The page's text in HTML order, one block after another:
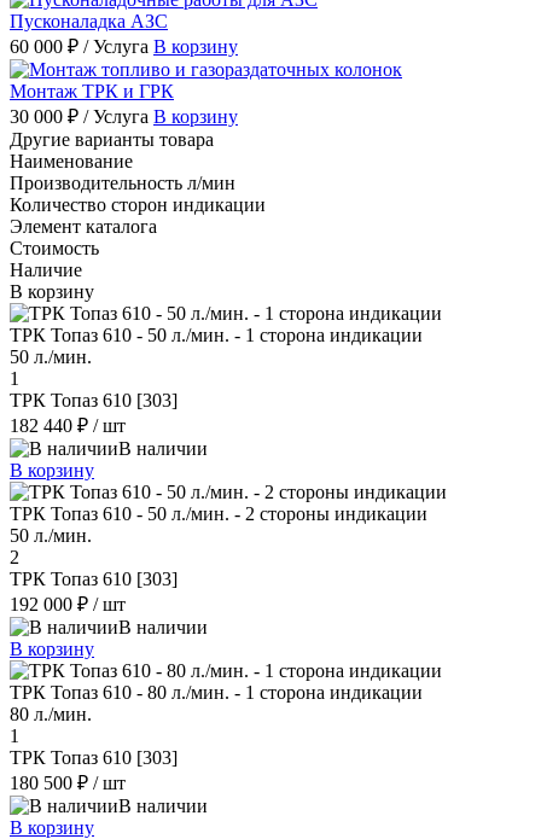
Пусконаладка АЗС
60 000 ₽ / Услуга В корзину
Монтаж ТРК и ГРК
30 000 ₽ / Услуга В корзину
Другие варианты товара
Наименование
Производительность л/мин
Количество сторон индикации
Элемент каталога
Стоимость
Наличие
В корзину
ТРК Топаз 610 - 50 л./мин. - 1 сторона индикации
50 л./мин.
1
ТРК Топаз 610 [303]
182 440 ₽ / шт
В наличии
В корзину
ТРК Топаз 610 - 50 л./мин. - 2 стороны индикации
50 л./мин.
2
ТРК Топаз 610 [303]
192 000 ₽ / шт
В наличии
В корзину
ТРК Топаз 610 - 80 л./мин. - 1 сторона индикации
80 л./мин.
1
ТРК Топаз 610 [303]
180 500 ₽ / шт
В наличии
В корзину